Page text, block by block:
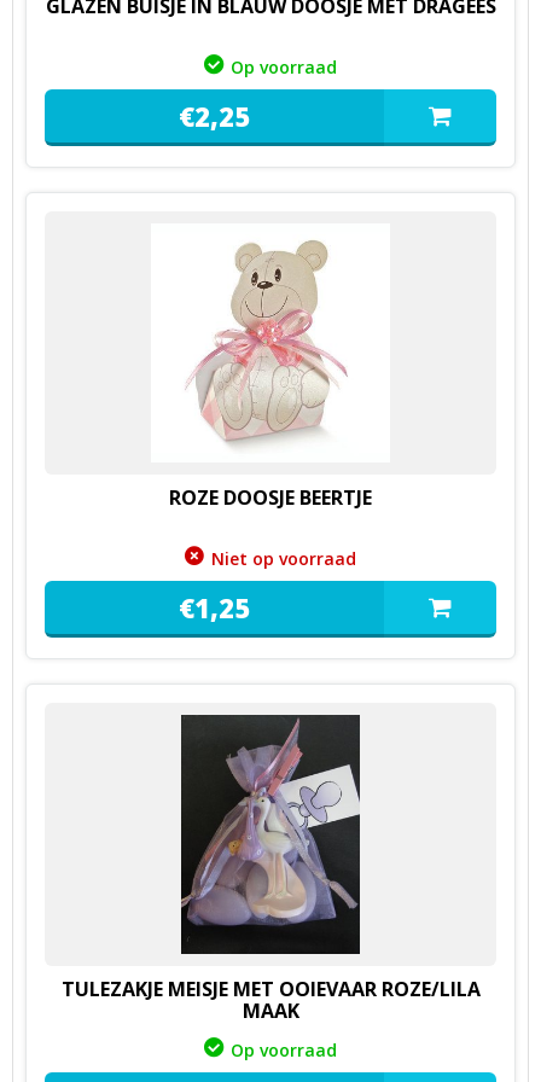
GLAZEN BUISJE IN BLAUW DOOSJE MET DRAGEES
Op voorraad
€2,25
ROZE DOOSJE BEERTJE
Niet op voorraad
€1,25
TULEZAKJE MEISJE MET OOIEVAAR ROZE/LILA
MAAK
Op voorraad